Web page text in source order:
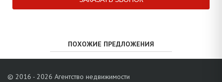
ПОХОЖИЕ ПРЕДЛОЖЕНИЯ
© 2016 - 2026 Агентство недвижимости